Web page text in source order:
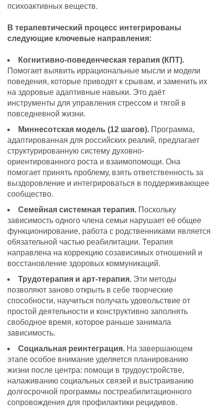
психоактивных веществ.
В терапевтический процесс интегрированы
следующие ключевые направления:
Когнитивно-поведенческая терапия (КПТ).
Помогает выявить иррациональные мысли и модели
поведения, которые приводят к срывам, и заменить их
на здоровые адаптивные навыки. Это даёт
инструменты для управления стрессом и тягой в
повседневной жизни.
Миннесотская модель (12 шагов). Программа,
адаптированная для российских реалий, предлагает
структурированную систему духовно-
ориентированного роста и взаимопомощи. Она
помогает принять проблему, взять ответственность за
выздоровление и интегрироваться в поддерживающее
сообщество.
Семейная системная терапия. Поскольку
зависимость одного члена семьи нарушает её общее
функционирование, работа с родственниками является
обязательной частью реабилитации. Терапия
направлена на коррекцию созависимых отношений и
восстановление здоровых коммуникаций.
Трудотерапия и арт-терапия. Эти методы
позволяют заново открыть в себе творческие
способности, научиться получать удовольствие от
простой деятельности и конструктивно заполнять
свободное время, которое раньше занимала
зависимость.
Социальная реинтеграция. На завершающем
этапе особое внимание уделяется планированию
жизни после центра: помощи в трудоустройстве,
налаживанию социальных связей и выстраиванию
долгосрочной программы постреабилитационного
сопровождения для профилактики рецидивов.